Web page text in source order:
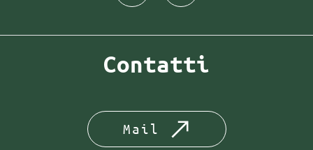
Contatti
Mail